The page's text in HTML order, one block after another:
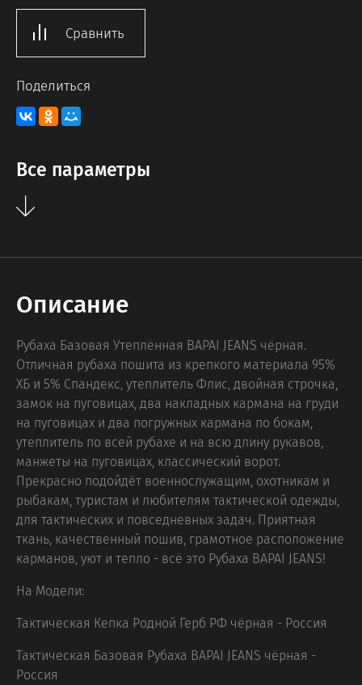
Сравнить
Поделиться
Все параметры
Описание
Рубаха Базовая Утеплённая BAPAI JEANS чёрная.
Отличная рубаха пошита из крепкого материала 95%
ХБ и 5% Спандекс, утеплитель Флис, двойная строчка,
замок на пуговицах, два накладных кармана на груди
на пуговицах и два погружных кармана по бокам,
утеплитель по всей рубахе и на всю длину рукавов,
манжеты на пуговицах, классический ворот.
Прекрасно подойдёт военнослужащим, охотникам и
рыбакам, туристам и любителям тактической одежды,
для тактических и повседневных задач. Приятная
ткань, качественный пошив, грамотное расположение
карманов, уют и тепло - всё это Рубаха BAPAI JEANS!
На Модели:
Тактическая Кепка Родной Герб РФ чёрная - Россия
Тактическая Базовая Рубаха BAPAI JEANS чёрная -
Россия